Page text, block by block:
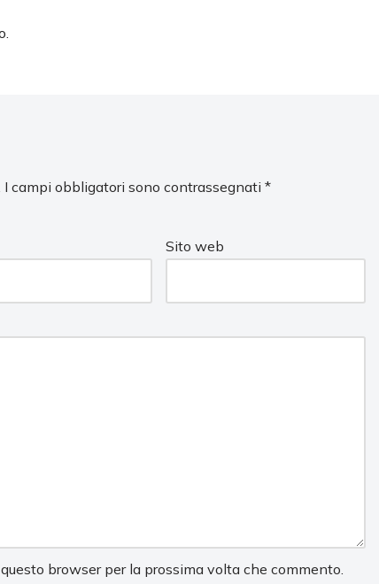
I campi obbligatori sono contrassegnati *
Sito web
browser per la prossima volta che commento.